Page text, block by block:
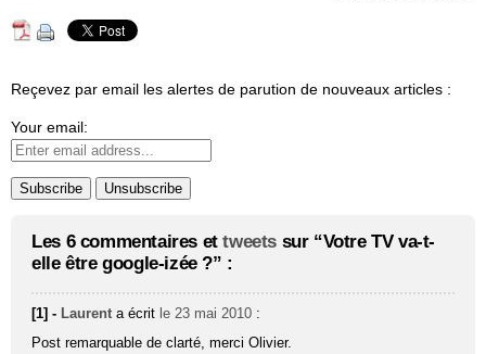
Reçevez par email les alertes de parution de nouveaux articles :
Your email:
Les 6 commentaires ettweets sur “Votre TV va-t-
elle être google-izée ?” :
[1] - Laurent a écrit le 23 mai 2010 :
Post remarquable de clarté, merci Olivier.